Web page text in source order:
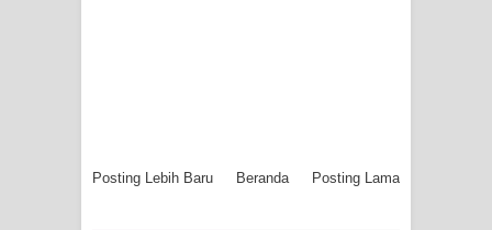
Posting Lebih Baru Posting Lama
Beranda